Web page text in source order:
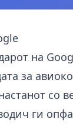
на
за
со
ги